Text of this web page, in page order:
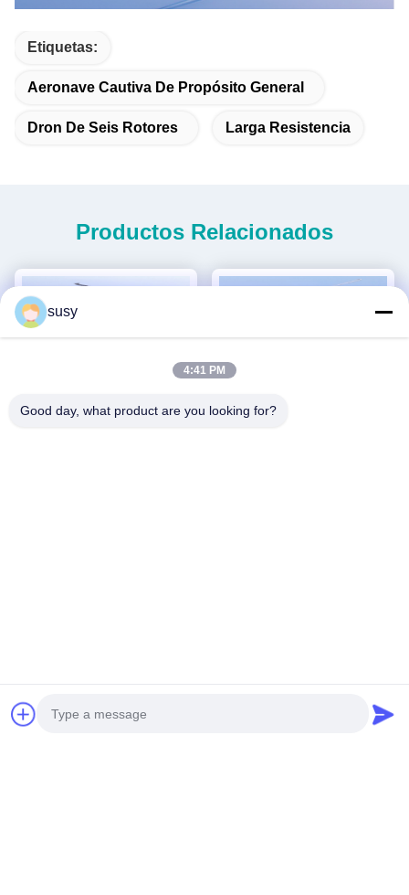
Etiquetas:
Aeronave Cautiva De Propósito General
Dron De Seis Rotores Larga Resistencia
Productos Relacionados
susy
4:41 PM
Good day, what product are you looking for?